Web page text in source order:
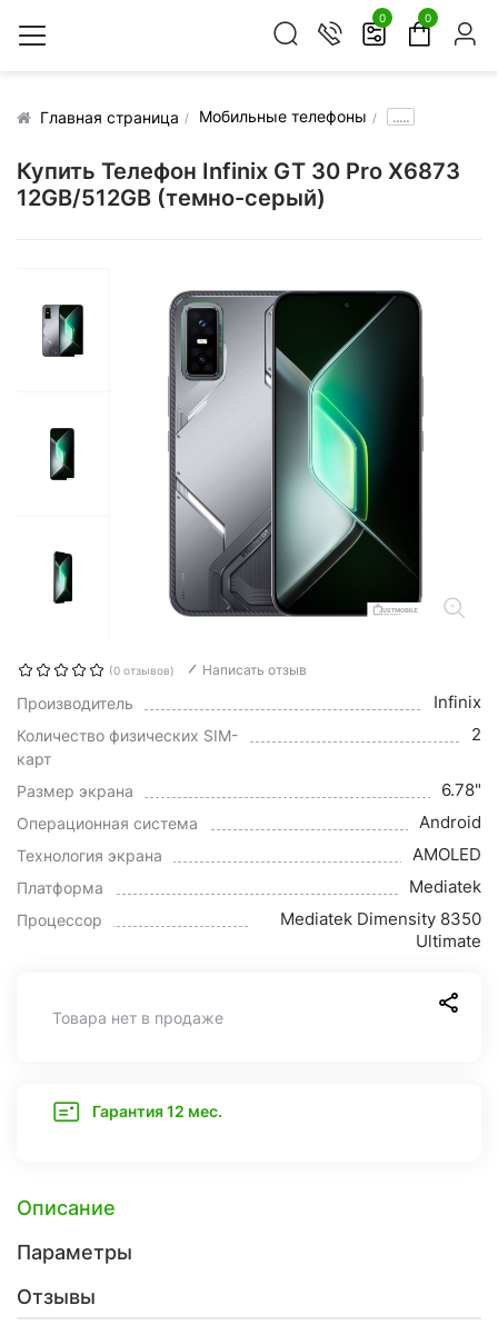
0 0
Главная страница Мобильные телефоны .....
Купить Телефон Infinix GT 30 Pro X6873
12GB/512GB (темно-серый)
(0 отзывов) Написать отзыв
Производитель Infinix
Количество физических SIM-
карт
2
Размер экрана 6.78"
Операционная система Android
Технология экрана AMOLED
Платформа Mediatek
Процессор
Mediatek Dimensity 8350
Ultimate
Товара нет в продаже
Гарантия 12 мес.
Описание
Параметры
Отзывы